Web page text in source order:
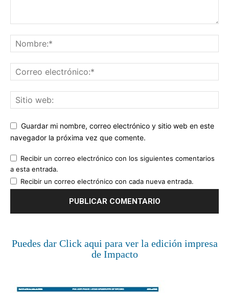
Guardar mi nombre, correo electrónico y sitio web en este
navegador la próxima vez que comente.
Recibir un correo electrónico con los siguientes comentarios
a esta entrada.
Recibir un correo electrónico con cada nueva entrada.
Puedes dar Click aqui para ver la edición impresa
de Impacto